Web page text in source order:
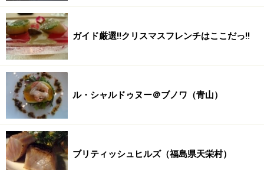
ガイド厳選!!クリスマスフレンチはここだっ!!
ル・シャルドゥヌー＠ブノワ（青山）
ブリティッシュヒルズ（福島県天栄村）